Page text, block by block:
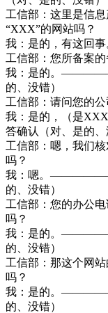
工信部：这里是信
“XXX”的网站吗？
我：是的，有这回事
工信部：您所备案
我：是的。
的、没错）
工信部：请问您的
我：是的，（
答确认（对、是的、
工信部：嗯，我们
吗？
我：嗯。
的、没错）
工信部：您的办公电
吗？
我：是的。
的、没错）
工信部：那这个网
吗？
我：是的。
的、没错）